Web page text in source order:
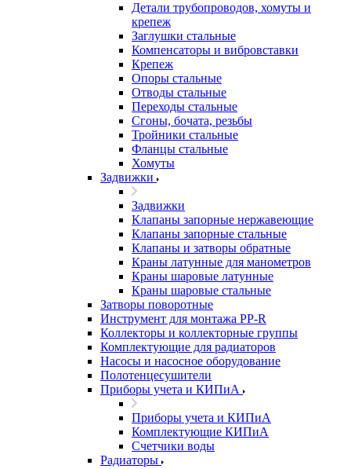
Детали трубопроводов, хомуты и
крепеж
Заглушки стальные
Компенсаторы и вибровставки
Крепеж
Опоры стальные
Отводы стальные
Переходы стальные
Сгоны, бочата, резьбы
Тройники стальные
Фланцы стальные
Хомуты
Задвижки
Задвижки
Клапаны запорные нержавеющие
Клапаны запорные стальные
Клапаны и затворы обратные
Краны латунные для манометров
Краны шаровые латунные
Краны шаровые стальные
Затворы поворотные
Инструмент для монтажа PP-R
Коллекторы и коллекторные группы
Комплектующие для радиаторов
Насосы и насосное оборудование
Полотенцесушители
Приборы учета и КИПиА
Приборы учета и КИПиА
Комплектующие КИПиА
Счетчики воды
Радиаторы